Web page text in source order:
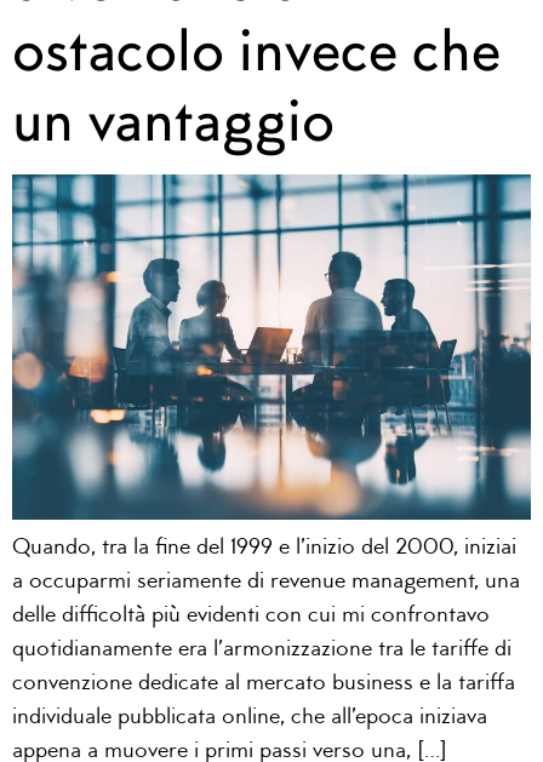
ostacolo invece che
un vantaggio
Quando, tra la fine del 1999 e l’inizio del 2000, iniziai
a occuparmi seriamente di revenue management, una
delle difficoltà più evidenti con cui mi confrontavo
quotidianamente era l’armonizzazione tra le tariffe di
convenzione dedicate al mercato business e la tariffa
individuale pubblicata online, che all’epoca iniziava
appena a muovere i primi passi verso una, […]